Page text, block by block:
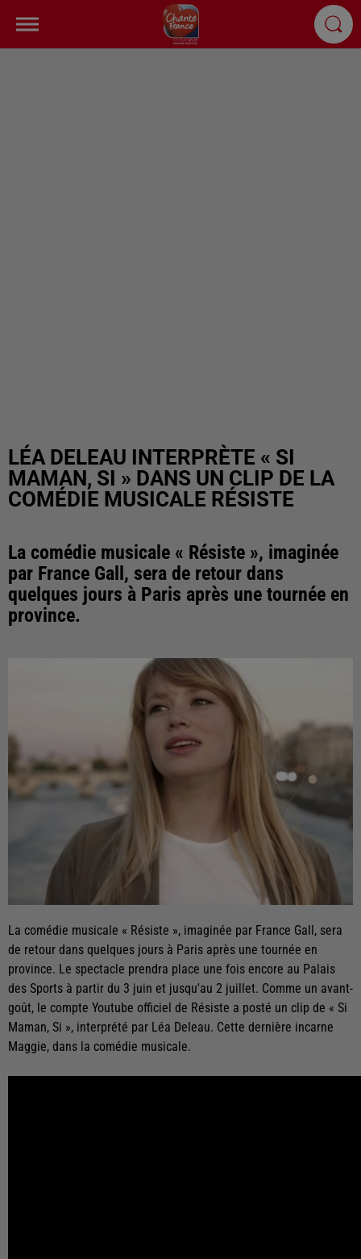
LÉA DELEAU INTERPRÈTE « SI
MAMAN, SI » DANS UN CLIP DE LA
COMÉDIE MUSICALE RÉSISTE
La comédie musicale « Résiste », imaginée
par France Gall, sera de retour dans
quelques jours à Paris après une tournée en
province.
La comédie musicale « Résiste », imaginée par France Gall, sera
de retour dans quelques jours à Paris après une tournée en
province. Le spectacle prendra place une fois encore au Palais
des Sports à partir du 3 juin et jusqu'au 2 juillet. Comme un avant-
goût, le compte Youtube officiel de Résiste a posté un clip de « Si
Maman, Si », interprété par Léa Deleau. Cette dernière incarne
Maggie, dans la comédie musicale.